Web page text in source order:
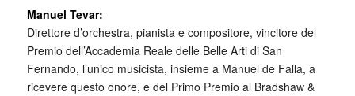
Manuel Tevar:
Direttore d’orchestra, pianista e compositore, vincitore del
Premio dell’Accademia Reale delle Belle Arti di San
Fernando, l’unico musicista, insieme a Manuel de Falla, a
ricevere questo onore, e del Primo Premio al Bradshaw &